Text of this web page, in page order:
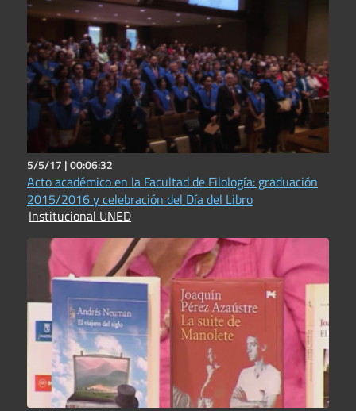
5/5/17 |00:06:32
Acto académico en la Facultad de Filología: graduación
2015/2016 y celebración del Día del Libro
Institucional UNED